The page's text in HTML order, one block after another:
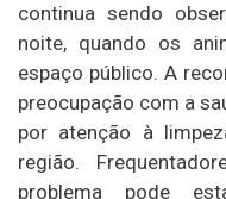
continua sendo
noite, quando os
espaço público. A
preocupação com a
por atenção à
região.
problema pode